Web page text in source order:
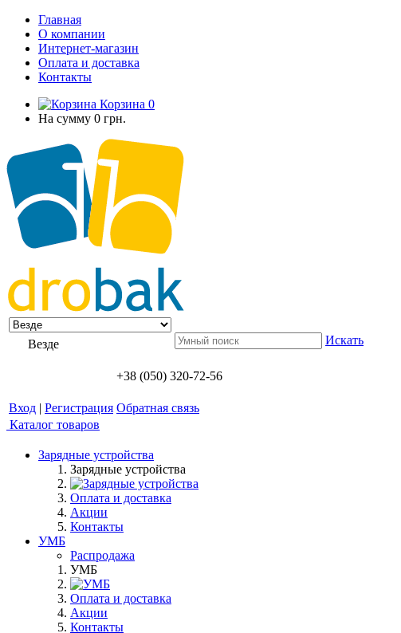
Главная
О компании
Интернет-магазин
Оплата и доставка
Контакты
Корзина 0
На сумму 0 грн.
Везде Искать
+38 (050) 320-72-56
Вход | Регистрация Обратная связь
Каталог товаров
Зарядные устройства
Зарядные устройства
Оплата и доставка
Акции
Контакты
УМБ
Распродажа
УМБ
Оплата и доставка
Акции
Контакты